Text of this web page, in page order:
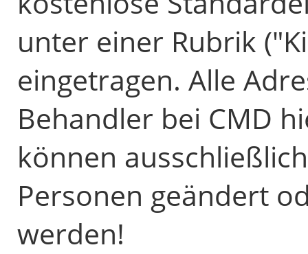
unter einer Rubrik
eingetragen. Alle
Behandler bei CMD
können
Personen geändert
werden!